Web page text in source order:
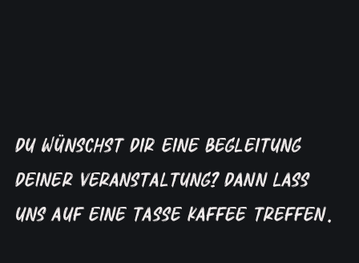
Du wünschst dir eine Begleitung
deiner Veranstaltung? Dann lass
uns auf eine Tasse Kaffee treffen.